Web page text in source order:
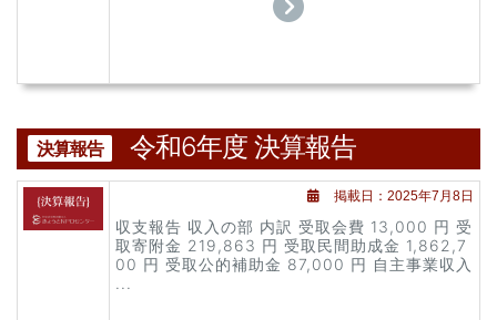
決算報告 令和6年度 決算報告
掲載日：2025年7月8日
収支報告 収入の部 内訳 受取会費 13,000 円 受
取寄附金 219,863 円 受取民間助成金 1,862,7
00 円 受取公的補助金 87,000 円 自主事業収入
...